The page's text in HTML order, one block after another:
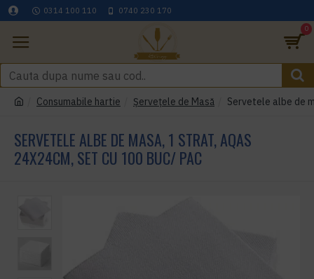
0314 100 110 0740 230 170
0
Consumabile hartie Șervețele de Masă Servetele albe de
SERVETELE ALBE DE MASA, 1 STRAT, AQAS
24X24CM, SET CU 100 BUC/ PAC